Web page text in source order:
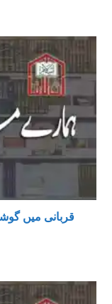
قربانی میں